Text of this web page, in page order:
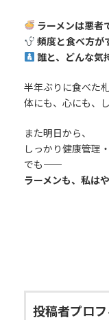
ラーメンは悪者
頻度と食べ方が
誰と、どんな気
半年ぶりに食べた札
体にも、心にも、
また明日から、
しっかり健康管理
でも――
ラーメンも、私は
投稿者プロ